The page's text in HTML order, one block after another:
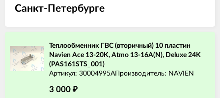
Санкт-Петербурге
Теплообменник ГВС (вторичный) 10 пластин
Navien Ace 13-20K, Atmo 13-16A(N), Deluxe 24K
(PAS161STS_001)
Артикул: 30004995AПроизводитель: NAVIEN
3 000 ₽